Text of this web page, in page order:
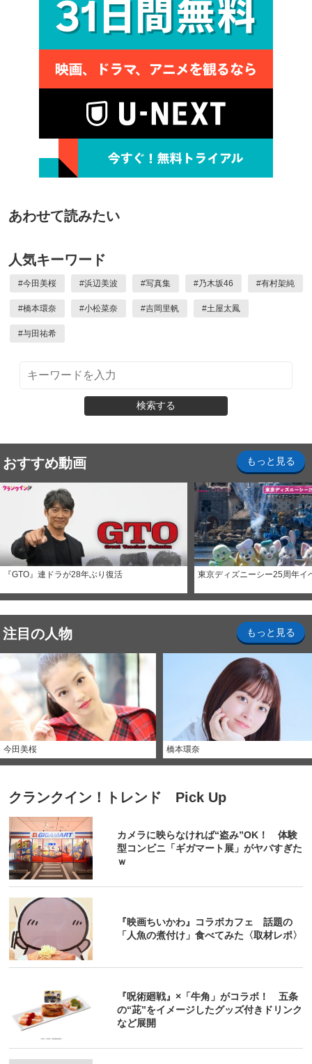
あわせて読みたい
人気キーワード
#今田美桜 #浜辺美波 #写真集 #乃木坂46 #有村架純
#橋本環奈 #小松菜奈 #吉岡里帆 #土屋太鳳
#与田祐希
検索する
おすすめ動画 もっと見る
『GTO』連ドラが28年ぶり復活 東京ディズニーシー25周年イ
注目の人物 もっと見る
今田美桜 橋本環奈
クランクイン！トレンド Pick Up
カメラに映らなければ“盗み”OK！ 体験
型コンビニ「ギガマート展」がヤバすぎた
ｗ
『映画ちいかわ』コラボカフェ 話題の
「人魚の煮付け」食べてみた〈取材レポ〉
『呪術廻戦』×「牛角」がコラボ！ 五条
の“茈”をイメージしたグッズ付きドリンク
など展開